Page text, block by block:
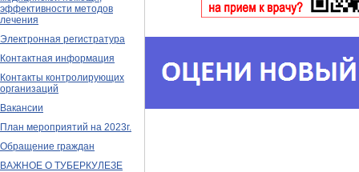
эффективности методов
лечения
Электронная регистратура
Контактная информация
Контакты контролирующих
организаций
Вакансии
План мероприятий на 2023г.
Обращение граждан
ВАЖНОЕ О ТУБЕРКУЛЕЗЕ